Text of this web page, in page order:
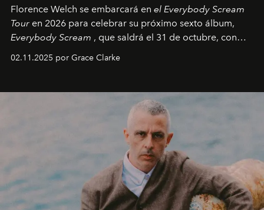
Florence Welch se embarcará en el Everybody Scream
Tour en 2026 para celebrar su próximo sexto álbum,
Everybody Scream , que saldrá el 31 de octubre, con
fechas en Norteamérica a partir de abril del próximo
02.11.2025 por Grace Clarke